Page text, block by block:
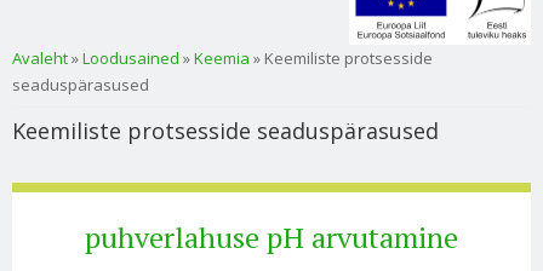
Sa oled siin
Avaleht»Loodusained »Keemia » Keemiliste protsesside
seaduspärasused
Keemiliste protsesside seaduspärasused
puhverlahuse pH arvutamine